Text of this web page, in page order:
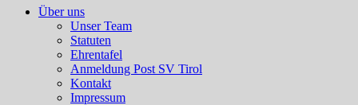
Über uns
Unser Team
Statuten
Ehrentafel
Anmeldung Post SV Tirol
Kontakt
Impressum